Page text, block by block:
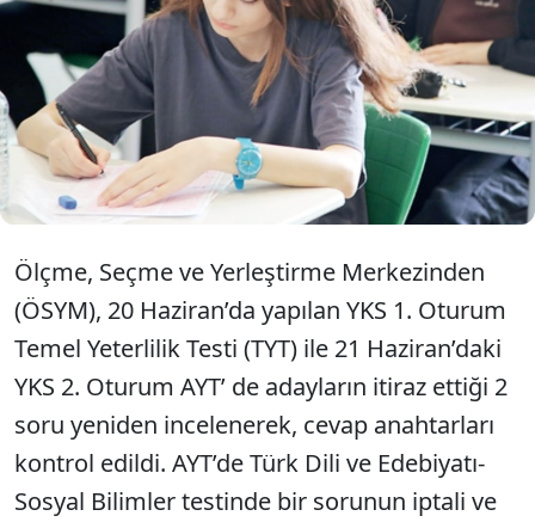
Adayların itirazı üzerine inceleme yapan
ÖSYM, hatalı soru nedeniyle 20’nci soruyu
iptal etti. Matematik testinde ise bir
sorunun doğru cevabı ‘A’ şıkkı olarak
açıklandı.
Ölçme, Seçme ve Yerleştirme Merkezinden
(ÖSYM), 20 Haziran’da yapılan YKS 1. Oturum
Temel Yeterlilik Testi (TYT) ile 21 Haziran’daki
YKS 2. Oturum AYT’ de adayların itiraz ettiği 2
soru yeniden incelenerek, cevap anahtarları
kontrol edildi. AYT’de Türk Dili ve Edebiyatı-
Sosyal Bilimler testinde bir sorunun iptali ve